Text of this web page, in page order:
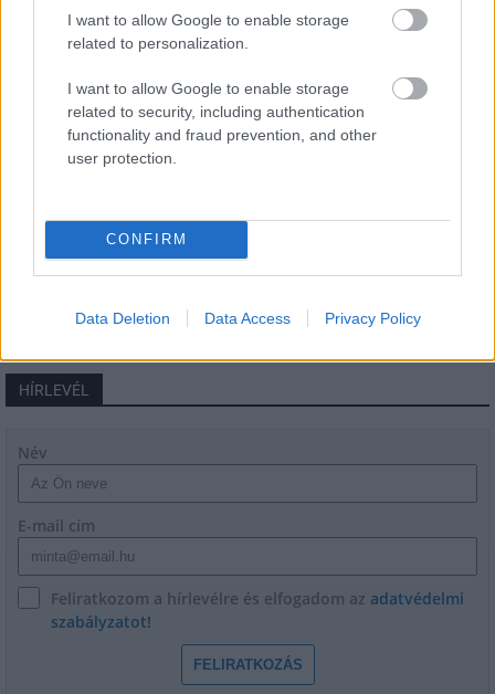
I want to allow Google to enable storage
related to personalization.
I want to allow Google to enable storage
related to security, including authentication
functionality and fraud prevention, and other
user protection.
CONFIRM
Data Deletion Data Access Privacy Policy
közműhálózatának fejlesztése
Látlelet a hazai víziközművekről?
Egyetlen, fél évszázados vezetéken
múlt Bicske vízellátása
Épített öröksége megújításával is készül
Mohács a csata ötszázadik
évfordulójára
HÍRLEVÉL
Név
E-mail cím
Feliratkozom a hírlevélre és elfogadom az adatvédelmi
szabályzatot!
FELIRATKOZÁS